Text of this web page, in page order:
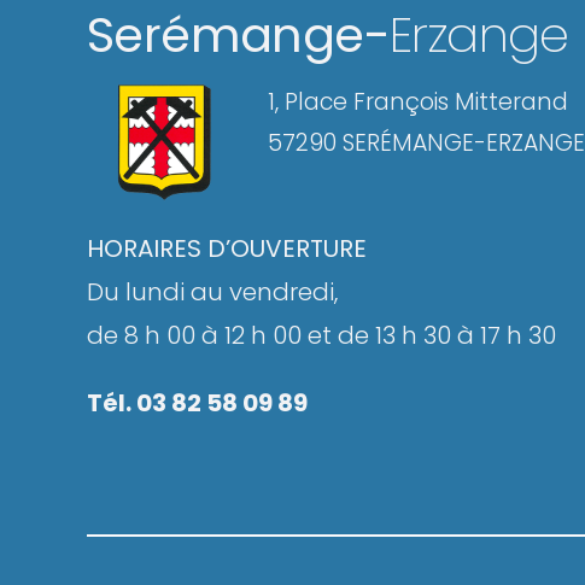
Serémange-Erzange
1, Place François Mitterand
57290 SERÉMANGE-ERZANGE
HORAIRES D’OUVERTURE
Du lundi au vendredi,
de 8 h 00 à 12 h 00 et de 13 h 30 à 17 h 30
Tél. 03 82 58 09 89